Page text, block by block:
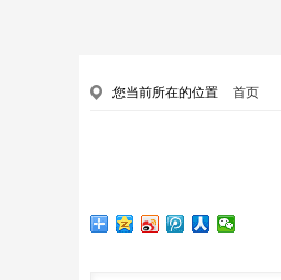
您当前所在的位置 首页